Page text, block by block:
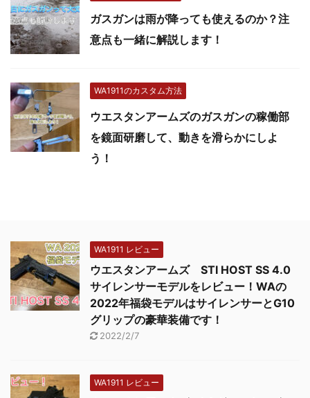
ガスガンは雨が降っても使えるのか？注
意点も一緒に解説します！
WA1911のカスタム方法
ウエスタンアームズのガスガンの稼働部
を鏡面研磨して、動きを滑らかにしよ
う！
WA1911 レビュー
ウエスタンアームズ STI HOST SS 4.0
サイレンサーモデルをレビュー！WAの
2022年福袋モデルはサイレンサーとG10
グリップの豪華装備です！
2022/2/7
WA1911 レビュー